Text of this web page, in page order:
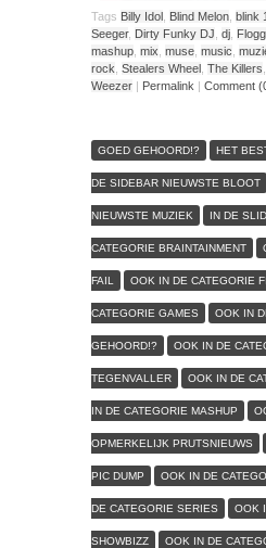
Tags Billy Idol Blind Melon blink
Seeger, Dirty Funky DJ dj
mashup mix muse music
rock Stealers Wheel The Killers
Weezer | Permalink | Comment
GOED GEHOORD!? HET
DE SIDEBAR NIEUWSTE BLOOT
NIEUWSTE MUZIEK IN DE
CATEGORIE BRAINTAINMENT
FAIL OOK IN DE CATEGORIE
CATEGORIE GAMES OOK IN
GEHOORD!? OOK IN DE
TEGENVALLER OOK IN DE
IN DE CATEGORIE MASHUP
OPMERKELIJK PRUTSNIEUWS
PIC DUMP OOK IN DE
DE CATEGORIE SERIES OOK
SHOWBIZZ OOK IN DE